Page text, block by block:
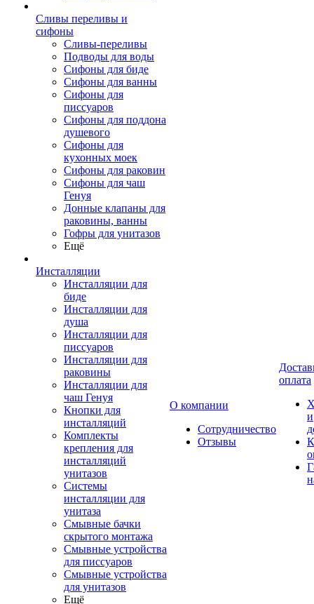
Сливы переливы и
сифоны
Сливы-переливы
Подводы для воды
Сифоны для биде
Сифоны для ванны
Сифоны для
писсуаров
Сифоны для поддона
душевого
Сифоны для
кухонных моек
Сифоны для раковин
Сифоны для чаш
Генуя
Донные клапаны для
раковины, ванны
Гофры для унитазов
Ещё
Инсталляции
Инсталляции для
биде
Инсталляции для
душа
Инсталляции для
писсуаров
Инсталляции для
раковины
Инсталляции для
чаш Генуя
Кнопки для
инсталляций
Комплекты
крепления для
инсталляций
унитазов
Системы
инсталляции для
унитаза
Смывные бачки
скрытого монтажа
Смывные устройства
для писсуаров
Смывные устройства
для унитазов
Ещё
О компании
Сотрудничество
Отзывы
оплата
и